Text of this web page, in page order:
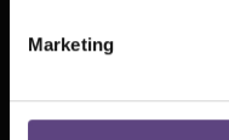
Marketing
TIPI AM